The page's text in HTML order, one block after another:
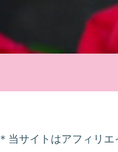
＊当サイトはアフィリ